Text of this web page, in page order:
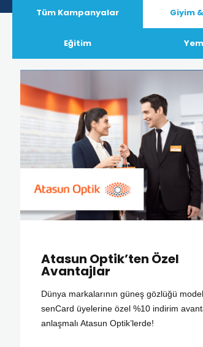
Tüm Kampanyalar Giyim
Eğitim
Atasun Optik’ten Özel
Avantajlar
Dünya markalarının güneş gözlüğü
senCard üyelerine özel %10 indirim
anlaşmalı Atasun Optik’lerde!